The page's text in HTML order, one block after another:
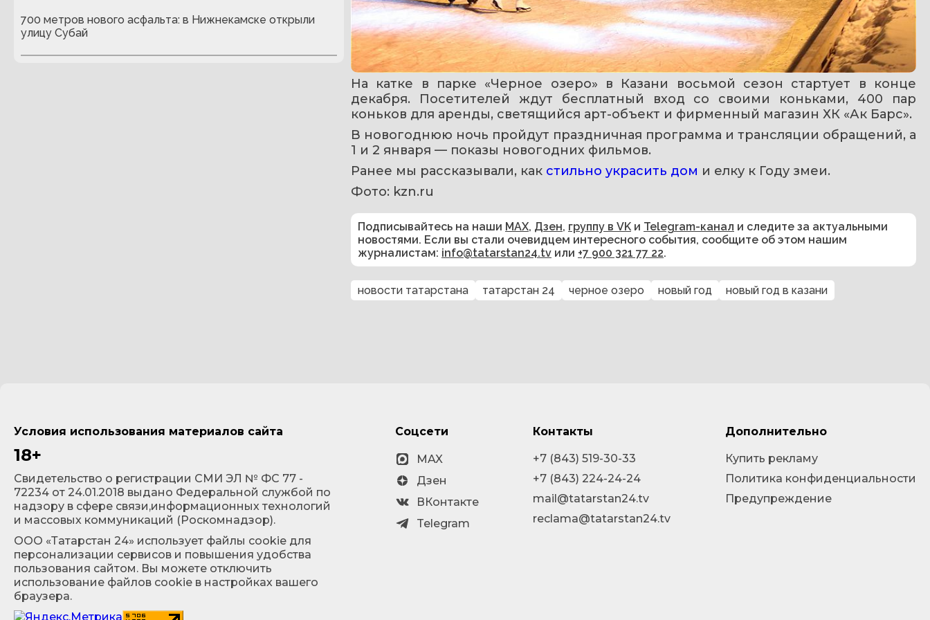
700 метров нового асфальта: в Нижнекамске открыли
улицу Субай
На катке в парке «Черное озеро» в Казани восьмой сезон стартует в конце
декабря. Посетителей ждут бесплатный вход со своими коньками, 400 пар
коньков для аренды, светящийся арт-объект и фирменный магазин ХК «Ак Барс».
В новогоднюю ночь пройдут праздничная программа и трансляции обращений, а
1 и 2 января — показы новогодних фильмов.
Ранее мы рассказывали, как стильно украсить дом и елку к Году змеи.
Фото: kzn.ru
Подписывайтесь на наши MAX, Дзен, группу в VK и Telegram-канал и следите за актуальными
новостями. Если вы стали очевидцем интересного события, сообщите об этом нашим
журналистам: info@tatarstan24.tv или +7 900 321 77 22.
новости татарстана татарстан 24 черное озеро новый год новый год в казани
Условия использования материалов сайта
18+
Cвидетельство о регистрации СМИ ЭЛ № ФС 77 -
72234 от 24.01.2018 выдано Федеральной службой по
надзору в сфере связи,информационных технологий
и массовых коммуникаций (Роскомнадзор).
ООО «Татарстан 24» использует файлы cookie для
персонализации сервисов и повышения удобства
пользования сайтом. Вы можете отключить
использование файлов cookie в настройках вашего
браузера.
Соцсети
MAX
Дзен
ВКонтакте
Telegram
Контакты
+7 (843) 519-30-33
+7 (843) 224-24-24
mail@tatarstan24.tv
reclama@tatarstan24.tv
Дополнительно
Купить рекламу
Политика конфиденциальности
Предупреждение